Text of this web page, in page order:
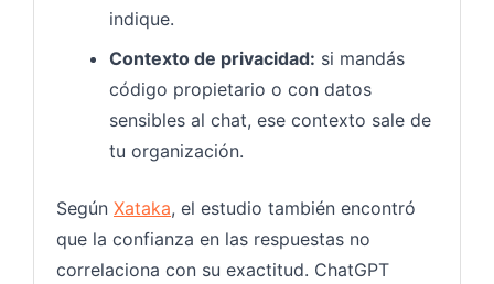
indique.
Contexto de privacidad: si mandás
código propietario o con datos
sensibles al chat, ese contexto sale de
tu organización.
Según Xataka, el estudio también encontró
que la confianza en las respuestas no
correlaciona con su exactitud. ChatGPT